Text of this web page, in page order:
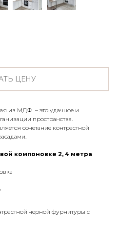
ЦЕНУ
из МДФ – это удачное и
пространства.
сочетание контрастной
компоновке 2, 4 метра
черной фурнитуры с